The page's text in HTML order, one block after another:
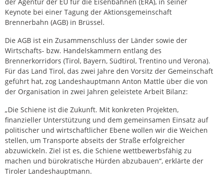
der Agentur der EU für die Eisenbahnen (ERA), in seiner
Keynote bei einer Tagung der Aktionsgemeinschaft
Brennerbahn (AGB) in Brüssel.
Die AGB ist ein Zusammenschluss der Länder sowie der
Wirtschafts- bzw. Handelskammern entlang des
Brennerkorridors (Tirol, Bayern, Südtirol, Trentino und Verona).
Für das Land Tirol, das zwei Jahre den Vorsitz der Gemeinschaft
geführt hat, zog Landeshauptmann Anton Mattle über die von
der Organisation in zwei Jahren geleistete Arbeit Bilanz:
„Die Schiene ist die Zukunft. Mit konkreten Projekten,
finanzieller Unterstützung und dem gemeinsamen Einsatz auf
politischer und wirtschaftlicher Ebene wollen wir die Weichen
stellen, um Transporte abseits der Straße erfolgreicher
abzuwickeln. Ziel ist es, die Schiene wettbewerbsfähig zu
machen und bürokratische Hürden abzubauen“, erklärte der
Tiroler Landeshauptmann.